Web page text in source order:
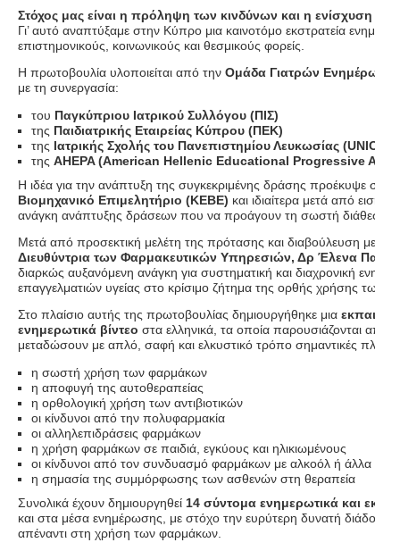
Στόχος μας είναι η πρόληψη των κινδύνων και η ενίσχυση
Γι’ αυτό αναπτύξαμε στην Κύπρο μια καινοτόμο εκστρατεία
επιστημονικούς, κοινωνικούς και θεσμικούς φορείς.
Η πρωτοβουλία υλοποιείται από την Ομάδα Γιατρών
με τη συνεργασία:
του Παγκύπριου Ιατρικού Συλλόγου (ΠΙΣ)
της Παιδιατρικής Εταιρείας Κύπρου (ΠΕΚ)
της Ιατρικής Σχολής του Πανεπιστημίου Λευκωσίας (UNIC
της AHEPA (American Hellenic Educational Progressive
Η ιδέα για την ανάπτυξη της συγκεκριμένης δράσης προέκυψε στο
Βιομηχανικό Επιμελητήριο (ΚΕΒΕ) και ιδιαίτερα μετά από
ανάγκη ανάπτυξης δράσεων που να προάγουν τη σωστή διάθεση
Μετά από προσεκτική μελέτη της πρότασης και διαβούλευση με
Διευθύντρια των Φαρμακευτικών Υπηρεσιών, Δρ Έλενα
διαρκώς αυξανόμενη ανάγκη για συστηματική και διαχρονική
επαγγελματιών υγείας στο κρίσιμο ζήτημα της ορθής χρήσης των
Στο πλαίσιο αυτής της πρωτοβουλίας δημιουργήθηκε μια
ενημερωτικά βίντεο στα ελληνικά, τα οποία παρουσιάζονται από
μεταδώσουν με απλό, σαφή και ελκυστικό τρόπο σημαντικές
η σωστή χρήση των φαρμάκων
η αποφυγή της αυτοθεραπείας
η ορθολογική χρήση των αντιβιοτικών
οι κίνδυνοι από την πολυφαρμακία
οι αλληλεπιδράσεις φαρμάκων
η χρήση φαρμάκων σε παιδιά, εγκύους και ηλικιωμένους
οι κίνδυνοι από τον συνδυασμό φαρμάκων με αλκοόλ ή άλλα
η σημασία της συμμόρφωσης των ασθενών στη θεραπεία
Συνολικά έχουν δημιουργηθεί 14 σύντομα ενημερωτικά και
και στα μέσα ενημέρωσης, με στόχο την ευρύτερη δυνατή
απέναντι στη χρήση των φαρμάκων.